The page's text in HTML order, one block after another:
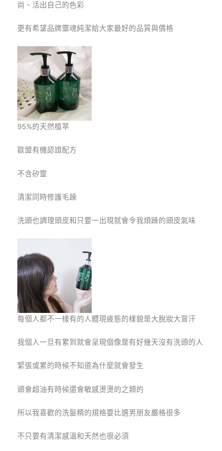
尚、活出自己的色彩
更有希望品牌靈魂純潔給大家最好的品質與價格
95%的天然植萃
歐盟有機認證配方
不含矽靈
清潔同時修護毛躁
洗頭也調理頭皮和只要一出現就會令我煩躁的頭皮氣味
每個人都不一樣有的人體現疲態的樣貌是大脫妝大冒汗
我個人一旦有累到就會呈現個像是有好幾天沒有洗頭的人
緊張或累的時候不知道為什麼就會發生
頭會超油有時候還會敏感燙燙的之類的
所以我喜歡的洗髮精的規格要比選男朋友嚴格很多
不只要有清潔感溫和天然也很必須